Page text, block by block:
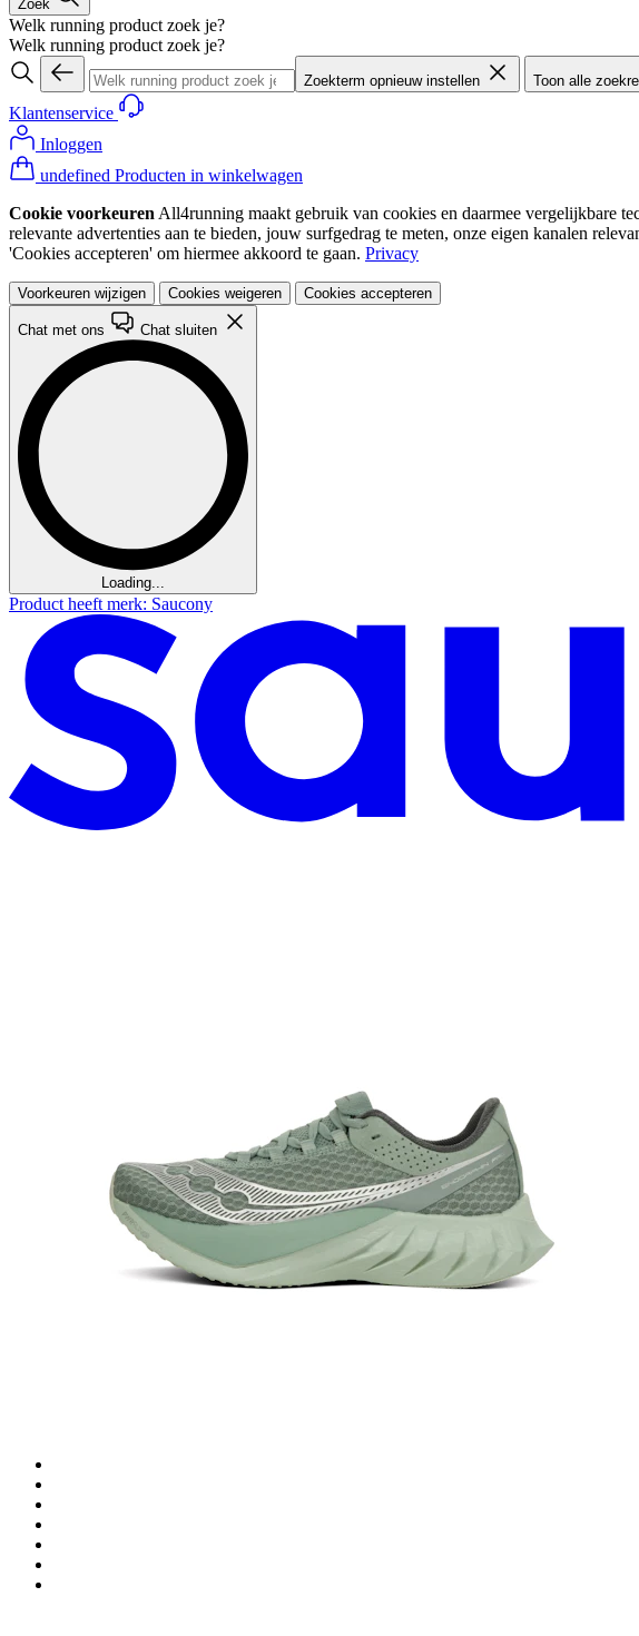
Zoek
Welk running product zoek je?
Welk running product zoek je?
Zoekterm opnieuw instellen Toon alle
Klantenservice
Inloggen
undefined Producten in winkelwagen
Cookie voorkeuren All4running maakt gebruik van cookies en daarmee vergelijkbare
relevante advertenties aan te bieden, jouw surfgedrag te meten, onze eigen kanalen
'Cookies accepteren' om hiermee akkoord te gaan. Privacy
Voorkeuren wijzigen Cookies weigeren Cookies accepteren
Chat met ons Chat sluiten
Loading...
Product heeft merk: Saucony